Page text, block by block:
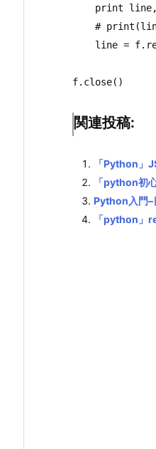
#
line =
f.close()
関連投稿:
「Python」
「python初
Python入門
「python」